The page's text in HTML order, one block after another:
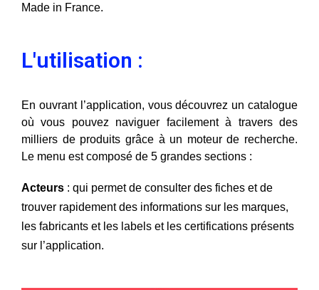
Made in France.
L'utilisation :
En ouvrant l’application, vous découvrez un catalogue
où vous pouvez naviguer facilement à travers des
milliers de produits grâce à un moteur de recherche.
Le menu est composé de 5 grandes sections :
Acteurs : qui permet de consulter des fiches et de
trouver rapidement des informations sur les marques,
les fabricants et les labels et les certifications présents
sur l’application.